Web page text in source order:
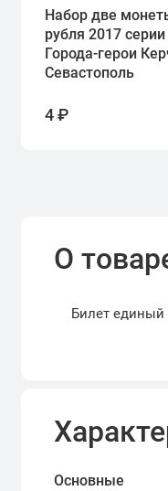
Набор две
рубля 2017 серии
Города-герои
Севастополь
4 ₽
О
Билет единый
Основные